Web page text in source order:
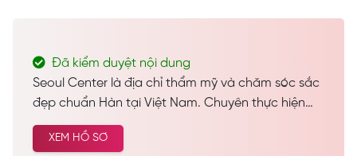
Đã kiểm duyệt nội dung
Seoul Center là địa chỉ thẩm mỹ và chăm sóc sắc
đẹp chuẩn Hàn tại Việt Nam. Chuyên thực hiện
các dịch vụ spa làm đẹp, chăm sóc da công nghệ
cao… Được nhiều khách hàng tin tưởng và lựa
XEM HỒ SƠ